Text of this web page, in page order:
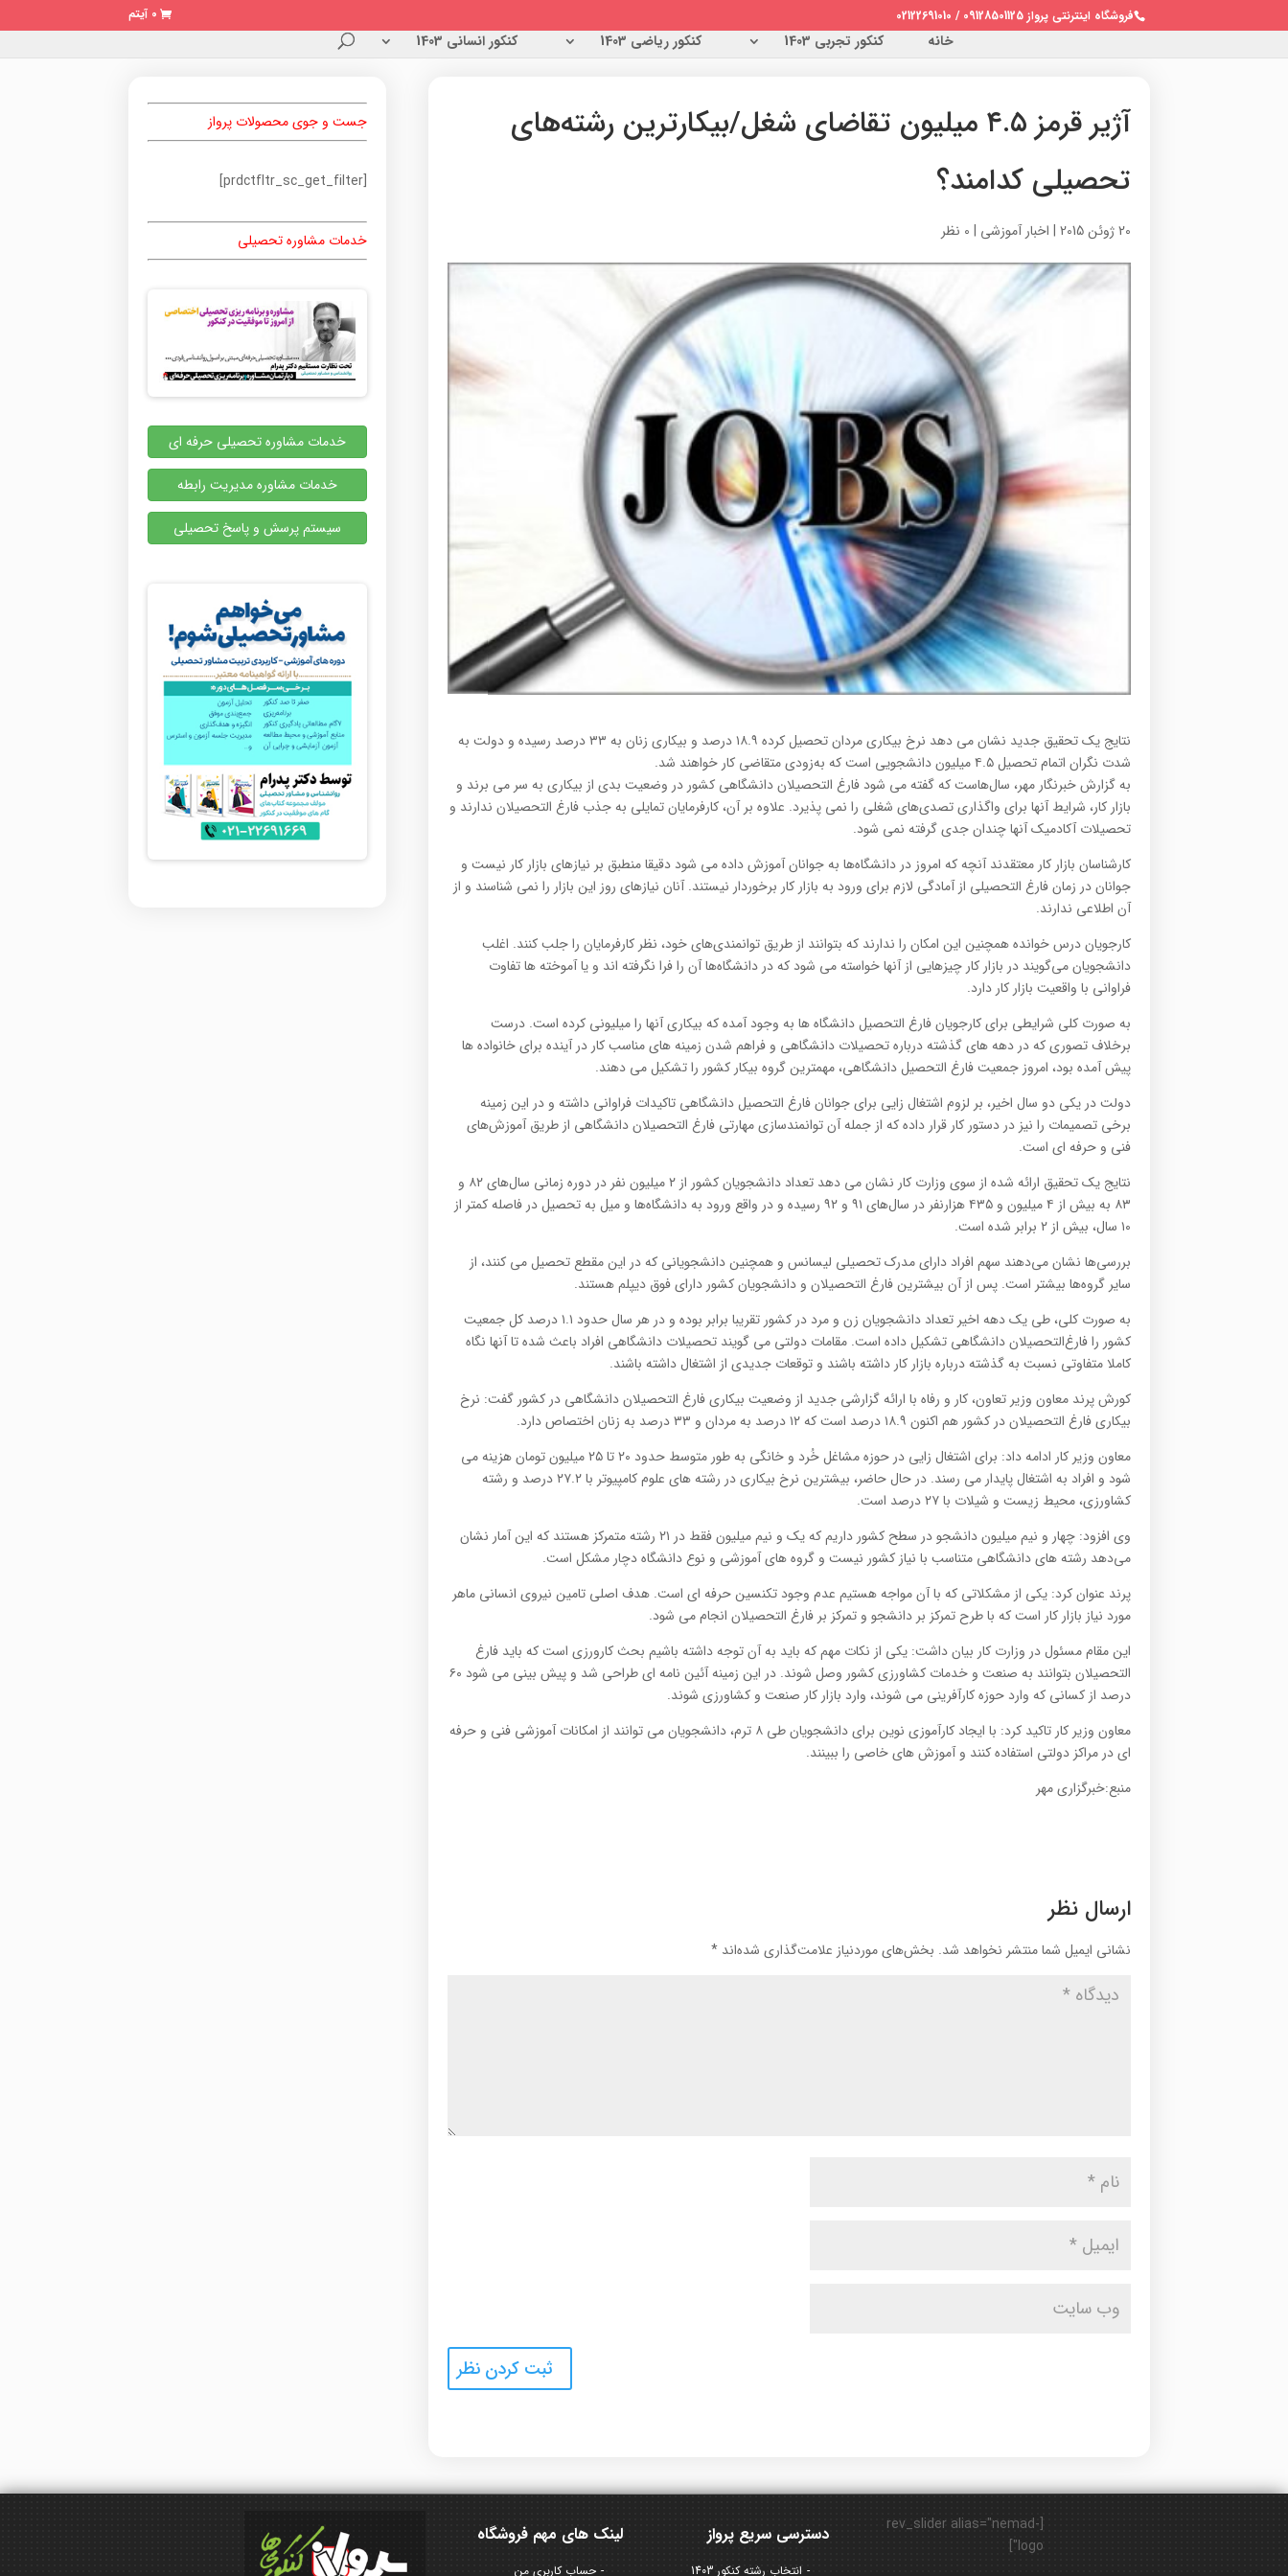
فروشگاه اینترنتی پرواز 09128501125 / 02122691010 0 آیتم
خانه کنکور تجربی 1403 کنکور ریاضی 1403 کنکور انسانی 1403
آژیر قرمز ۴.۵ میلیون تقاضای شغل/بیکارترین رشته‌های
تحصیلی کدامند؟
20 ژوئن 2015 | اخبار آموزشی | 0 نظر
نتایج یک تحقیق جدید نشان می دهد نرخ بیکاری مردان تحصیل کرده ۱۸.۹ درصد و بیکاری زنان به ۳۳ درصد رسیده و دولت به
شدت نگران اتمام تحصیل ۴.۵ میلیون دانشجویی است که به‌زودی متقاضی کار خواهند شد.
به گزارش خبرنگار مهر، سال‌هاست که گفته می شود فارغ التحصیلان دانشگاهی کشور در وضعیت بدی از بیکاری به سر می برند و
بازار کار، شرایط آنها برای واگذاری تصدی‌های شغلی را نمی پذیرد. علاوه بر آن، کارفرمایان تمایلی به جذب فارغ التحصیلان ندارند و
تحصیلات آکادمیک آنها چندان جدی گرفته نمی شود.
کارشناسان بازار کار معتقدند آنچه که امروز در دانشگاه‌ها به جوانان آموزش داده می شود دقیقا منطبق بر نیازهای بازار کار نیست و
جوانان در زمان فارغ التحصیلی از آمادگی لازم برای ورود به بازار کار برخوردار نیستند. آنان نیازهای روز این بازار را نمی شناسند و از
آن اطلاعی ندارند.
کارجویان درس خوانده همچنین این امکان را ندارند که بتوانند از طریق توانمندی‌های خود، نظر کارفرمایان را جلب کنند. اغلب
دانشجویان می‌گویند در بازار کار چیزهایی از آنها خواسته می شود که در دانشگاه‌ها آن را فرا نگرفته اند و یا آموخته ها تفاوت
فراوانی با واقعیت بازار کار دارد.
به صورت کلی شرایطی برای کارجویان فارغ التحصیل دانشگاه ها به وجود آمده که بیکاری آنها را میلیونی کرده است. درست
برخلاف تصوری که در دهه های گذشته درباره تحصیلات دانشگاهی و فراهم شدن زمینه های مناسب کار در آینده برای خانواده ها
پیش آمده بود، امروز جمعیت فارغ التحصیل دانشگاهی، مهمترین گروه بیکار کشور را تشکیل می دهند.
دولت در یکی دو سال اخیر، بر لزوم اشتغال زایی برای جوانان فارغ التحصیل دانشگاهی تاکیدات فراوانی داشته و در این زمینه
برخی تصمیمات را نیز در دستور کار قرار داده که از جمله آن توانمندسازی مهارتی فارغ التحصیلان دانشگاهی از طریق آموزش‌های
فنی و حرفه ای است.
نتایج یک تحقیق ارائه شده از سوی وزارت کار نشان می دهد تعداد دانشجویان کشور از ۲ میلیون نفر در دوره زمانی سال‌های ۸۲ و
۸۳ به بیش از ۴ میلیون و ۴۳۵ هزارنفر در سال‌های ۹۱ و ۹۲ رسیده و در واقع ورود به دانشگاه‌ها و میل به تحصیل در فاصله کمتر از
۱۰ سال، بیش از ۲ برابر شده است.
بررسی‌ها نشان می‌دهند سهم افراد دارای مدرک تحصیلی لیسانس و همچنین دانشجویانی که در این مقطع تحصیل می کنند، از
سایر گروه‌ها بیشتر است. پس از آن بیشترین فارغ التحصیلان و دانشجویان کشور دارای فوق دیپلم هستند.
به صورت کلی، طی یک دهه اخیر تعداد دانشجویان زن و مرد در کشور تقریبا برابر بوده و در هر سال حدود ۱.۱ درصد کل جمعیت
کشور را فارغ‌التحصیلان دانشگاهی تشکیل داده است. مقامات دولتی می گویند تحصیلات دانشگاهی افراد باعث شده تا آنها نگاه
کاملا متفاوتی نسبت به گذشته درباره بازار کار داشته باشند و توقعات جدیدی از اشتغال داشته باشند.
کورش پرند معاون وزیر تعاون، کار و رفاه با ارائه گزارشی جدید از وضعیت بیکاری فارغ التحصیلان دانشگاهی در کشور گفت: نرخ
بیکاری فارغ التحصیلان در کشور هم اکنون ۱۸.۹ درصد است که ۱۲ درصد به مردان و ۳۳ درصد به زنان اختصاص‌ دارد.
معاون وزیر کار ادامه داد: برای اشتغال زایی در حوزه مشاغل خُرد و خانگی به‌ طور متوسط حدود ۲۰ تا ۲۵ میلیون تومان هزینه می‌
شود و افراد به اشتغال پایدار می‌ رسند. در حال حاضر، بیشترین نرخ بیکاری در رشته‌ های علوم کامپیوتر با ۲۷.۲ درصد و رشته
کشاورزی، محیط‌ زیست و شیلات با ۲۷ درصد است.
وی افزود: چهار و نیم میلیون دانشجو در سطح کشور داریم که یک و نیم میلیون فقط در ۲۱ رشته متمرکز هستند که این آمار نشان
می‌دهد رشته‌ های دانشگاهی متناسب با نیاز کشور نیست و گروه‌ های آموزشی و نوع دانشگاه دچار مشکل است.
پرند عنوان کرد: یکی از مشکلاتی که با آن مواجه هستیم عدم وجود تکنسین حرفه‌ ای است. هدف اصلی تامین نیروی انسانی ماهر
مورد نیاز بازار کار است که با طرح تمرکز بر دانشجو و تمرکز بر فارغ‌ التحصیلان انجام می‌ شود.
این مقام مسئول در وزارت کار بیان داشت: یکی از نکات مهم که باید به آن توجه داشته باشیم بحث کارورزی است که باید فارغ‌
التحصیلان بتوانند به صنعت و خدمات کشاورزی کشور وصل شوند. در این زمینه آئین‌ نامه‌ ای طراحی شد و پیش‌ بینی می‌ شود ۶۰
درصد از کسانی که وارد حوزه کارآفرینی می‌ شوند، وارد بازار کار صنعت و کشاورزی شوند.
معاون وزیر کار تاکید کرد: با ایجاد کارآموزی نوین برای دانشجویان طی ۸ ترم، دانشجویان می‌ توانند از امکانات آموزشی فنی و حرفه‌
ای در مراکز دولتی استفاده کنند و آموزش های خاصی را ببینند.
منبع:خبرگزاری مهر
ارسال نظر
نشانی ایمیل شما منتشر نخواهد شد. بخش‌های موردنیاز علامت‌گذاری شده‌اند*
جست و جوی محصولات پرواز
[prdctfltr_sc_get_filter]
خدمات مشاوره تحصیلی
خدمات مشاوره تحصیلی حرفه ای
خدمات مشاوره مدیریت رابطه
سیستم پرسش و پاسخ تحصیلی
لینک های مهم فروشگاه
حساب کاربری من
دسترسی سریع پرواز
انتخاب رشته کنکور 1403
[rev_slider alias="nemad-
logo"]